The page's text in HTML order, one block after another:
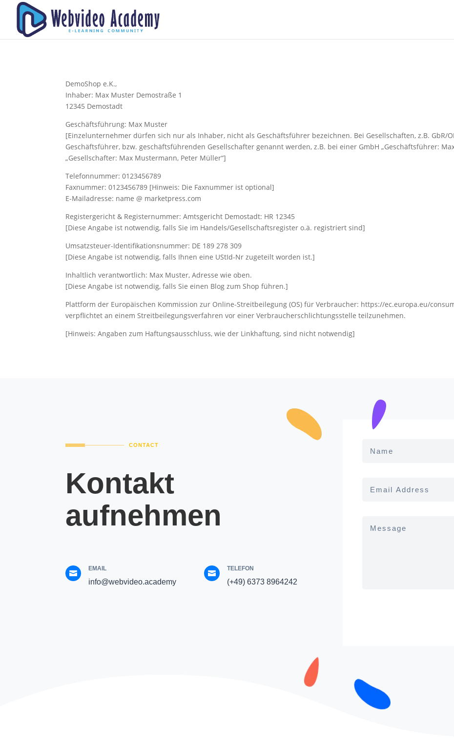
DemoShop e.K.,
Inhaber: Max Muster Demostraße 1
12345 Demostadt
Geschäftsführung: Max Muster
[Einzelunternehmer dürfen sich nur als Inhaber, nicht als Geschäftsführer bezeichnen. Bei Gesellschaften, z.B. GbR/
Geschäftsführer, bzw. geschäftsführenden Gesellschafter genannt werden, z.B. bei einer GmbH „Geschäftsführer:
„Gesellschafter: Max Mustermann, Peter Müller“]
Telefonnummer: 0123456789
Faxnummer: 0123456789 [Hinweis: Die Faxnummer ist optional]
E-Mailadresse: name @ marketpress.com
Registergericht & Registernummer: Amtsgericht Demostadt: HR 12345
[Diese Angabe ist notwendig, falls Sie im Handels/Gesellschaftsregister o.ä. registriert sind]
Umsatzsteuer-Identifikationsnummer: DE 189 278 309
[Diese Angabe ist notwendig, falls Ihnen eine UStId-Nr zugeteilt worden ist.]
Inhaltlich verantwortlich: Max Muster, Adresse wie oben.
[Diese Angabe ist notwendig, falls Sie einen Blog zum Shop führen.]
Plattform der Europäischen Kommission zur Online-Streitbeilegung (OS) für Verbraucher: https://ec.europa.eu/
verpflichtet an einem Streitbeilegungsverfahren vor einer Verbraucherschlichtungsstelle teilzunehmen.
[Hinweis: Angaben zum Haftungsausschluss, wie der Linkhaftung, sind nicht notwendig]
CONTACT
Kontakt
aufnehmen

EMAIL
info@webvideo.academy

TELEFON
(+49) 6373 8964242